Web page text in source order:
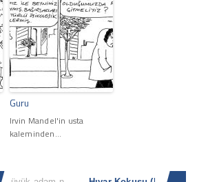
Guru
Irvin Mandel'in usta
kaleminden...